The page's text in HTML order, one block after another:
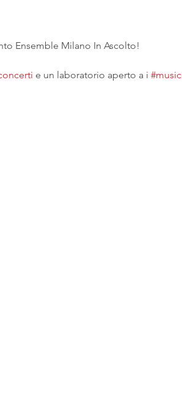
Ensemble Milano In Ascolto!
e un laboratorio aperto a i